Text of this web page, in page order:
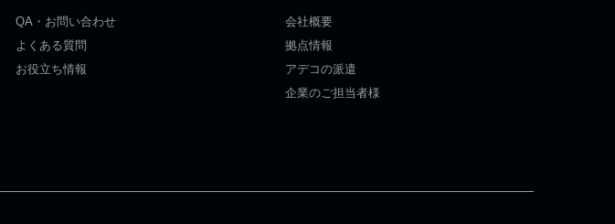
QA・お問い合わせ
よくある質問
お役立ち情報
会社概要
拠点情報
アデコの派遣
企業のご担当者様